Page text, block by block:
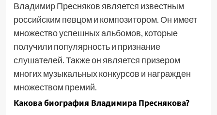
Владимир Пресняков является известным
российским певцом и композитором. Он имеет
множество успешных альбомов, которые
получили популярность и признание
слушателей. Также он является призером
многих музыкальных конкурсов и награжден
множеством премий.
Какова биография Владимира Преснякова?